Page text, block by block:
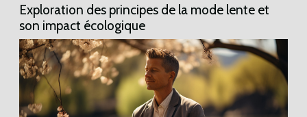
Exploration des principes de la mode lente et
son impact écologique